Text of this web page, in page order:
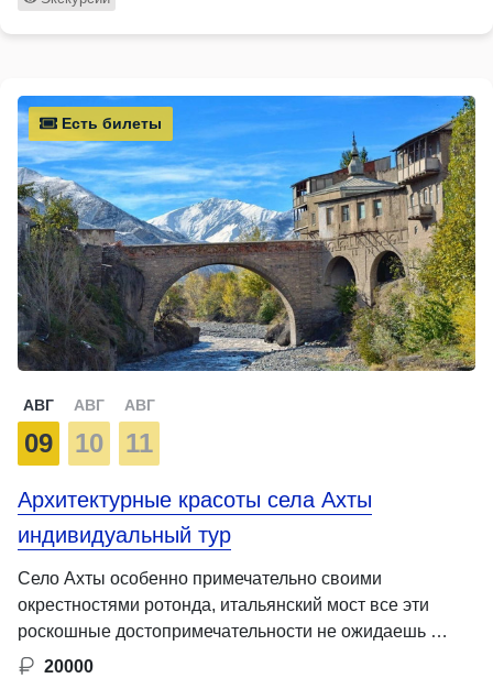
Есть билеты
АВГ
09
АВГ
10
АВГ
11
Архитектурные красоты села Ахты
индивидуальный тур
Село Ахты особенно примечательно своими
окрестностями ротонда, итальянский мост все эти
роскошные достопримечательности не ожидаешь …
20000